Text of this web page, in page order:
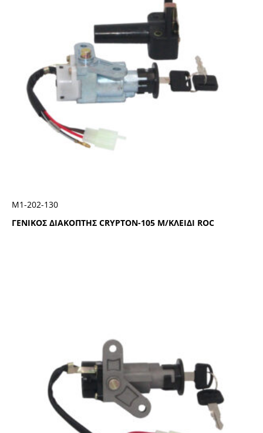
ΓΕΝΙΚΟΣ ΔΙΑΚΟΠΤΗΣ CRYPTON-105 Μ/ΚΛΕΙΔΙ ROC
Μ1-202-130